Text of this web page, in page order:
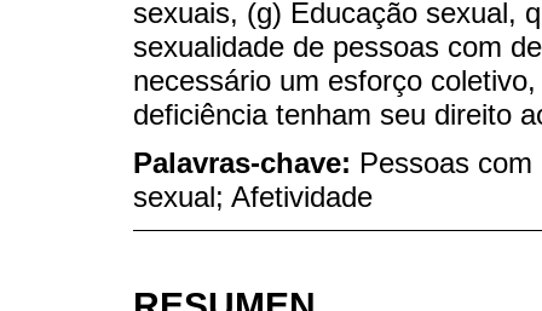
sexuais, (g) Educação sexual,
sexualidade de pessoas com
necessário um esforço
deficiência tenham seu direito
Palavras-chave: Pessoas
sexual; Afetividade